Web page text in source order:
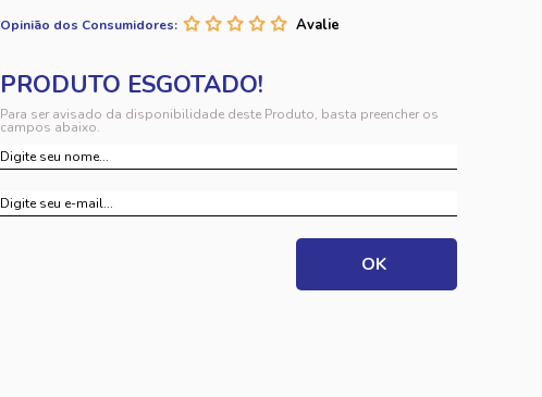
Opinião dos Consumidores:
Para ser avisado da disponibilidade deste Produto, basta preencher os
campos abaixo.